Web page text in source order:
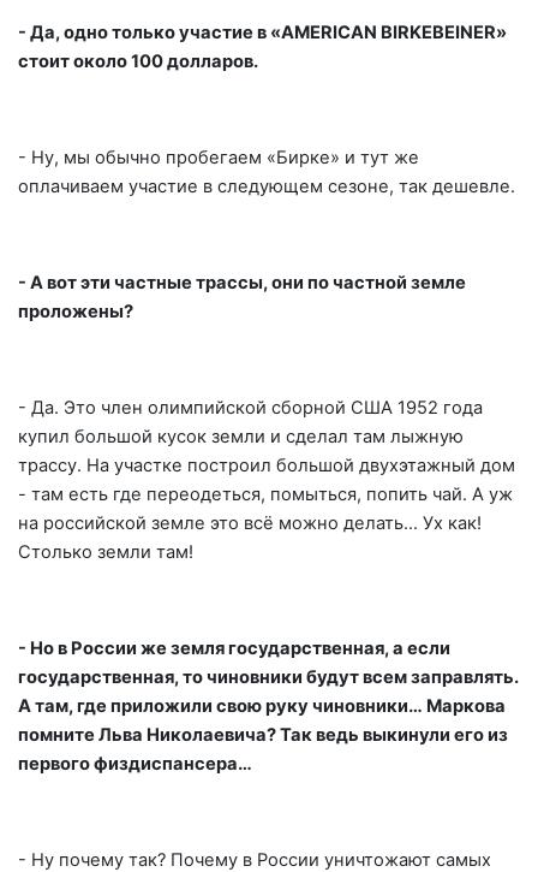
- Да, одно только участие в «AMERICAN BIRKEBEINER»
стоит около 100 долларов.
- Ну, мы обычно пробегаем «Бирке» и тут же
оплачиваем участие в следующем сезоне, так дешевле.
- А вот эти частные трассы, они по частной земле
проложены?
- Да. Это член олимпийской сборной США 1952 года
купил большой кусок земли и сделал там лыжную
трассу. На участке построил большой двухэтажный дом
- там есть где переодеться, помыться, попить чай. А уж
на российской земле это всё можно делать… Ух как!
Столько земли там!
- Но в России же земля государственная, а если
государственная, то чиновники будут всем заправлять.
А там, где приложили свою руку чиновники… Маркова
помните Льва Николаевича? Так ведь выкинули его из
первого физдиспансера…
- Ну почему так? Почему в России уничтожают самых